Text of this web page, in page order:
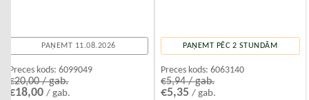
PAŅEMT 11.08.2026
Preces kods: 6099049
€20,00 / gab.
€18,00/ gab.
PAŅEMT PĒC 2 STUNDĀM
Preces kods: 6063140
€5,94 / gab.
€5,35 / gab.